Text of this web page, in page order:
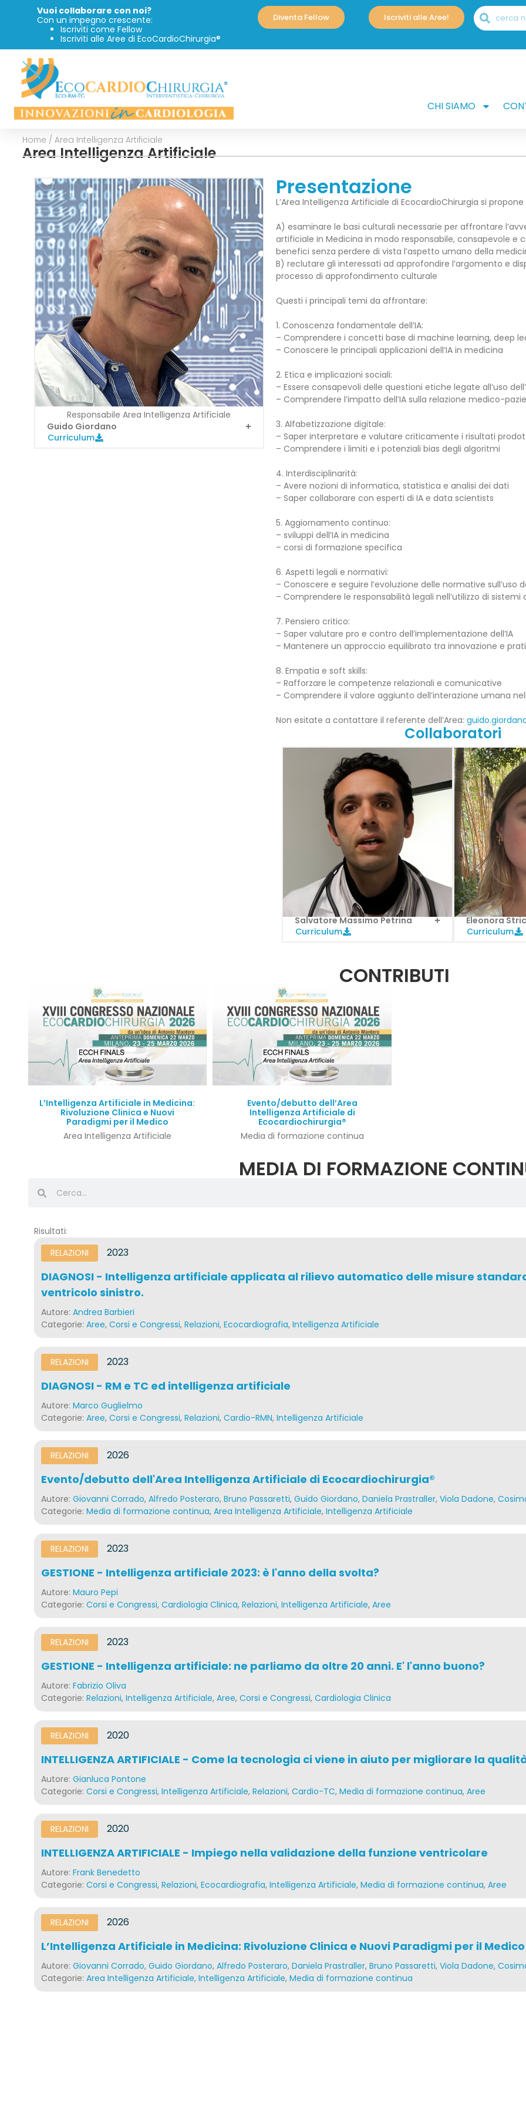
Vuoi collaborare con noi?
Con un impegno crescente:
Iscriviti come Fellow
Iscriviti alle Aree di EcoCardioChirurgia®
Diventa Fellow Iscriviti alle Aree!
CHI SIAMO
Home / Area Intelligenza Artificiale
Area Intelligenza Artificiale
Responsabile Area Intelligenza Artificiale
Guido Giordano
Curriculum
Presentazione
L’Area Intelligenza Artificiale di EcocardioChirurgia si propone
A) esaminare le basi culturali necessarie per affrontare
artificiale in Medicina in modo responsabile, consapevole e
benefici senza perdere di vista l’aspetto umano della
B) reclutare gli interessati ad approfondire l’argomento e
processo di approfondimento culturale
Questi i principali temi da affrontare:
1. Conoscenza fondamentale dell’IA:
– Comprendere i concetti base di machine learning, deep
– Conoscere le principali applicazioni dell’IA in medicina
2. Etica e implicazioni sociali:
– Essere consapevoli delle questioni etiche legate all’uso
– Comprendere l’impatto dell’IA sulla relazione medico-
3. Alfabetizzazione digitale:
– Saper interpretare e valutare criticamente i risultati
– Comprendere i limiti e i potenziali bias degli algoritmi
4. Interdisciplinarità:
– Avere nozioni di informatica, statistica e analisi dei dati
– Saper collaborare con esperti di IA e data scientists
5. Aggiornamento continuo:
– sviluppi dell’IA in medicina
– corsi di formazione specifica
6. Aspetti legali e normativi:
– Conoscere e seguire l’evoluzione delle normative sull’uso
– Comprendere le responsabilità legali nell’utilizzo di sistemi
7. Pensiero critico:
– Saper valutare pro e contro dell’implementazione dell’IA
– Mantenere un approccio equilibrato tra innovazione e
8. Empatia e soft skills:
– Rafforzare le competenze relazionali e comunicative
– Comprendere il valore aggiunto dell’interazione umana
Non esitate a contattare il referente dell’Area:
Collaboratori
Salvatore Massimo Petrina
Curriculum
Eleonora
Curriculum
CONTRIBUTI
L’Intelligenza Artificiale in Medicina:
Rivoluzione Clinica e Nuovi
Paradigmi per il Medico
Area Intelligenza Artificiale
Evento/debutto dell’Area
Intelligenza Artificiale di
Ecocardiochirurgia®
Media di formazione continua
MEDIA DI FORMAZIONE
Risultati:
RELAZIONI
2023
DIAGNOSI - Intelligenza artificiale applicata al rilievo automatico delle misure
ventricolo sinistro.
Autore: Andrea Barbieri
Categorie: Aree, Corsi e Congressi, Relazioni, Ecocardiografia, Intelligenza Artificiale
RELAZIONI 2023
DIAGNOSI - RM e TC ed intelligenza artificiale
Autore: Marco Guglielmo
Categorie: Aree, Corsi e Congressi, Relazioni, Cardio-RMN, Intelligenza Artificiale
RELAZIONI 2026
Evento/debutto dell'Area Intelligenza Artificiale di Ecocardiochirurgia®
Autore: Giovanni Corrado, Alfredo Posteraro, Bruno Passaretti, Guido Giordano, Daniela Prastraller, Viola Dadone,
Categorie: Media di formazione continua, Area Intelligenza Artificiale, Intelligenza Artificiale
RELAZIONI 2023
GESTIONE - Intelligenza artificiale 2023: è l'anno della svolta?
Autore: Mauro Pepi
Categorie: Corsi e Congressi, Cardiologia Clinica, Relazioni, Intelligenza Artificiale, Aree
RELAZIONI 2023
GESTIONE - Intelligenza artificiale: ne parliamo da oltre 20 anni. E' l'anno buono?
Autore: Fabrizio Oliva
Categorie: Relazioni, Intelligenza Artificiale, Aree, Corsi e Congressi, Cardiologia Clinica
RELAZIONI 2020
INTELLIGENZA ARTIFICIALE - Come la tecnologia ci viene in aiuto per migliorare la
Autore: Gianluca Pontone
Categorie: Corsi e Congressi, Intelligenza Artificiale, Relazioni, Cardio-TC, Media di formazione continua, Aree
RELAZIONI 2020
INTELLIGENZA ARTIFICIALE - Impiego nella validazione della funzione ventricolare
Autore: Frank Benedetto
Categorie: Corsi e Congressi, Relazioni, Ecocardiografia, Intelligenza Artificiale, Media di formazione continua, Aree
RELAZIONI 2026
L’Intelligenza Artificiale in Medicina: Rivoluzione Clinica e Nuovi Paradigmi per il Medico
Autore: Giovanni Corrado, Guido Giordano, Alfredo Posteraro, Daniela Prastraller, Bruno Passaretti, Viola Dadone,
Categorie: Area Intelligenza Artificiale, Intelligenza Artificiale, Media di formazione continua